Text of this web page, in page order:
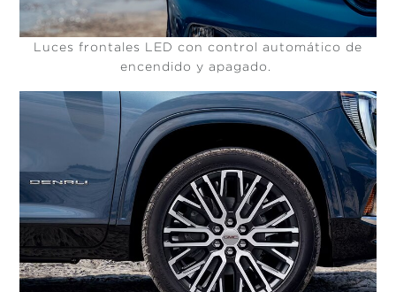
Luces frontales LED con control automático de
encendido y apagado.